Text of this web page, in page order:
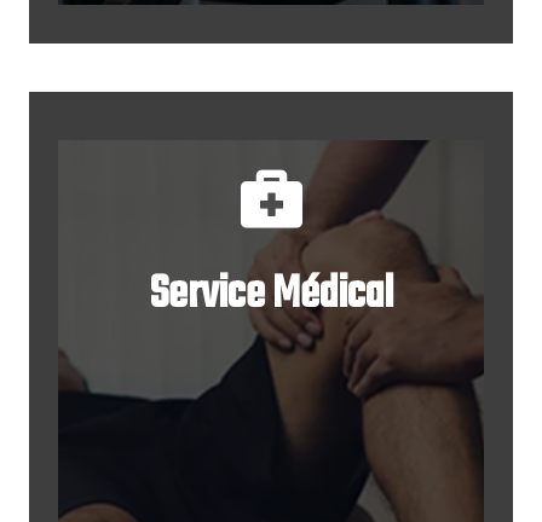
Service Médical
Service médical
Des kinés et ostéopathes
pourront intervenir sur demande